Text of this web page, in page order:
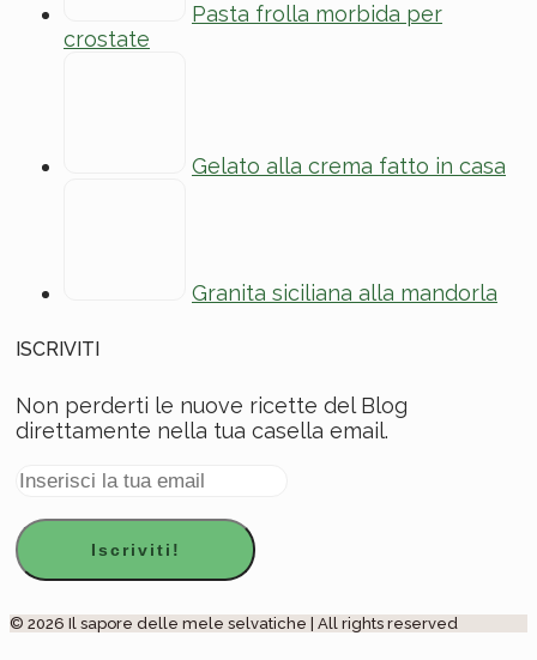
Pasta frolla morbida per
crostate
Gelato alla crema fatto in casa
Granita siciliana alla mandorla
ISCRIVITI
Non perderti le nuove ricette del Blog
direttamente nella tua casella email.
© 2026 Il sapore delle mele selvatiche | All rights reserved